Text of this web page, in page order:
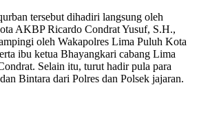
tersebut dihadiri langsung oleh
AKBP Ricardo Condrat Yusuf, S.H.,
oleh Wakapolres Lima Puluh Kota
ibu ketua Bhayangkari cabang Lima
Selain itu, turut hadir pula para
Bintara dari Polres dan Polsek jajaran.